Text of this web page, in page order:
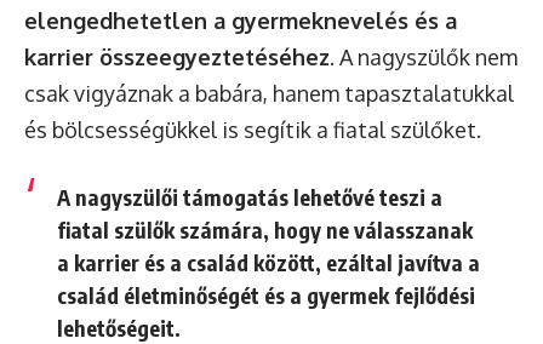
elengedhetetlen a gyermeknevelés és a
karrier összeegyeztetéséhez. A nagyszülők nem
csak vigyáznak a babára, hanem tapasztalatukkal
és bölcsességükkel is segítik a fiatal szülőket.
A nagyszülői támogatás lehetővé teszi a
fiatal szülők számára, hogy ne válasszanak
a karrier és a család között, ezáltal javítva a
család életminőségét és a gyermek fejlődési
lehetőségeit.